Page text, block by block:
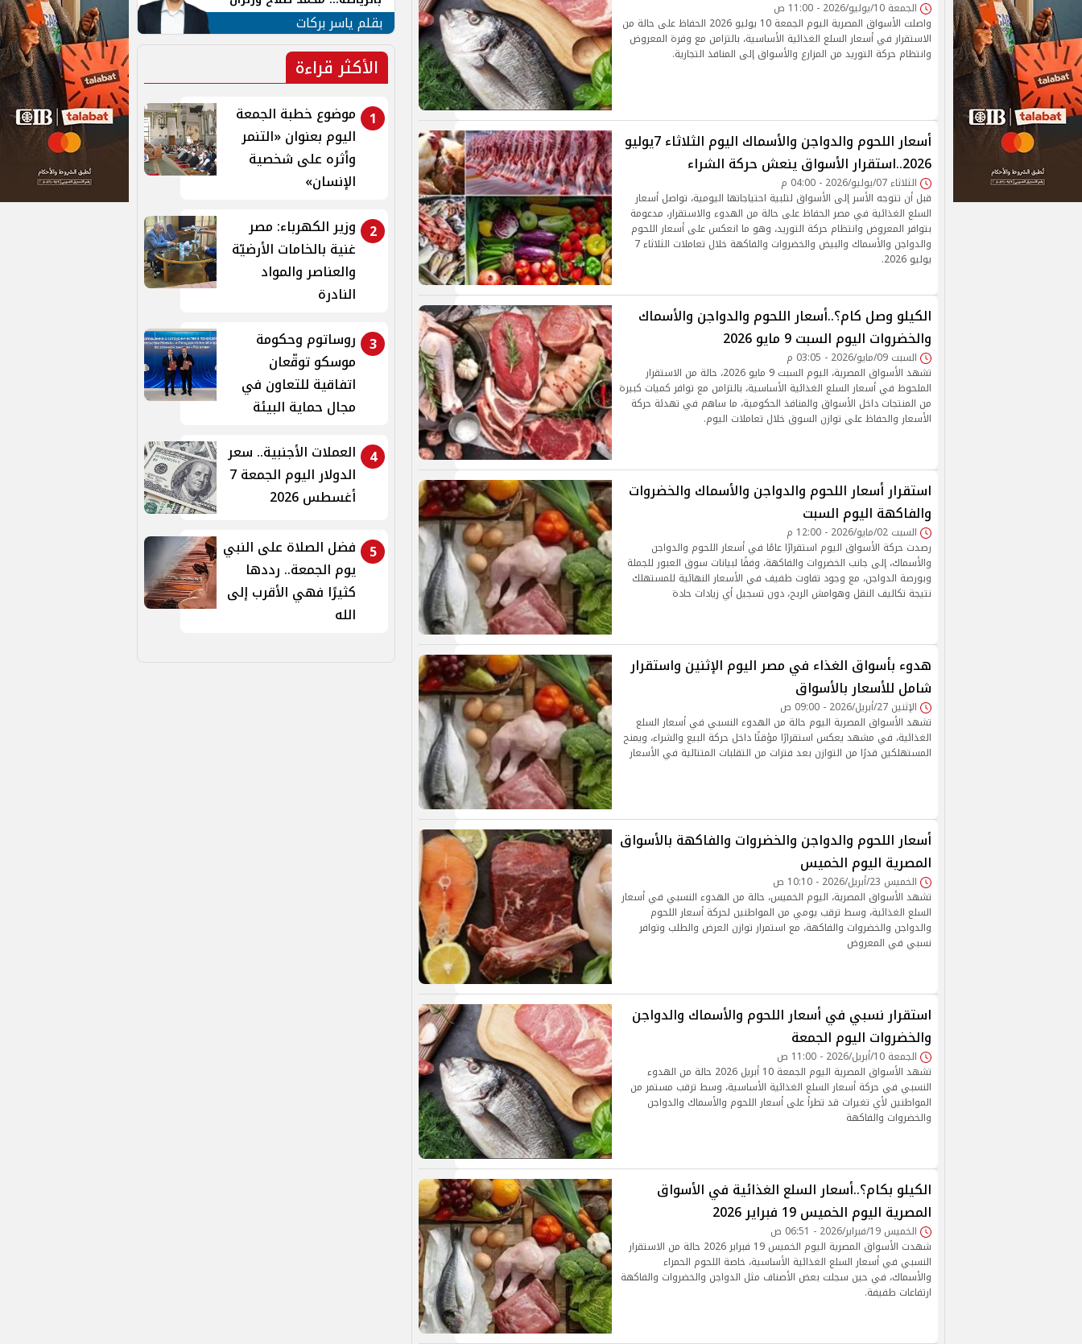
الجمعة 10/يوليو/2026 - 11:00 ص
واصلت الأسواق المصرية اليوم الجمعة 10 يوليو 2026 الحفاظ على حالة من
الاستقرار في أسعار السلع الغذائية الأساسية، بالتزامن مع وفرة المعروض
وانتظام حركة التوريد من المزارع والأسواق إلى المنافذ التجارية.
أسعار اللحوم والدواجن والأسماك اليوم الثلاثاء 7يوليو
2026..استقرار الأسواق ينعش حركة الشراء
الثلاثاء 07/يوليو/2026 - 04:00 م
قبل أن تتوجه الأسر إلى الأسواق لتلبية احتياجاتها اليومية، تواصل أسعار
السلع الغذائية في مصر الحفاظ على حالة من الهدوء والاستقرار، مدعومة
بتوافر المعروض وانتظام حركة التوريد، وهو ما انعكس على أسعار اللحوم
والدواجن والأسماك والبيض والخضروات والفاكهة خلال تعاملات الثلاثاء 7
يوليو 2026.
الكيلو وصل كام؟..أسعار اللحوم والدواجن والأسماك
والخضروات اليوم السبت 9 مايو 2026
السبت 09/مايو/2026 - 03:05 م
تشهد الأسواق المصرية، اليوم السبت 9 مايو 2026، حالة من الاستقرار
الملحوظ في أسعار السلع الغذائية الأساسية، بالتزامن مع توافر كميات كبيرة
من المنتجات داخل الأسواق والمنافذ الحكومية، ما ساهم في تهدئة حركة
الأسعار والحفاظ على توازن السوق خلال تعاملات اليوم.
استقرار أسعار اللحوم والدواجن والأسماك والخضروات
والفاكهة اليوم السبت
السبت 02/مايو/2026 - 12:00 م
رصدت حركة الأسواق اليوم استقرارًا عامًا في أسعار اللحوم والدواجن
والأسماك، إلى جانب الخضروات والفاكهة، وفقًا لبيانات سوق العبور للجملة
وبورصة الدواجن، مع وجود تفاوت طفيف في الأسعار النهائية للمستهلك
نتيجة تكاليف النقل وهوامش الربح، دون تسجيل أي زيادات حادة
هدوء بأسواق الغذاء في مصر اليوم الإثنين واستقرار
شامل للأسعار بالأسواق
الإثنين 27/أبريل/2026 - 09:00 ص
تشهد الأسواق المصرية اليوم حالة من الهدوء النسبي في أسعار السلع
الغذائية، في مشهد يعكس استقرارًا مؤقتًا داخل حركة البيع والشراء، ويمنح
المستهلكين قدرًا من التوازن بعد فترات من التقلبات المتتالية في الأسعار
أسعار اللحوم والدواجن والخضروات والفاكهة بالأسواق
المصرية اليوم الخميس
الخميس 23/أبريل/2026 - 10:10 ص
تشهد الأسواق المصرية، اليوم الخميس، حالة من الهدوء النسبي في أسعار
السلع الغذائية، وسط ترقب يومي من المواطنين لحركة أسعار اللحوم
والدواجن والخضروات والفاكهة، مع استمرار توازن العرض والطلب وتوافر
نسبي في المعروض
استقرار نسبي في أسعار اللحوم والأسماك والدواجن
والخضروات اليوم الجمعة
الجمعة 10/أبريل/2026 - 11:00 ص
تشهد الأسواق المصرية اليوم الجمعة 10 أبريل 2026 حالة من الهدوء
النسبي في حركة أسعار السلع الغذائية الأساسية، وسط ترقب مستمر من
المواطنين لأي تغيرات قد تطرأ على أسعار اللحوم والأسماك والدواجن
والخضروات والفاكهة
الكيلو بكام؟..أسعار السلع الغذائية في الأسواق
المصرية اليوم الخميس 19 فبراير 2026
الخميس 19/فبراير/2026 - 06:51 ص
شهدت الأسواق المصرية اليوم الخميس 19 فبراير 2026 حالة من الاستقرار
النسبي في أسعار السلع الغذائية الأساسية، خاصة اللحوم الحمراء
والأسماك، في حين سجلت بعض الأصناف مثل الدواجن والخضروات والفاكهة
ارتفاعات طفيفة.
الهوية في الشارع التركي
بقلم ياسر بركات
الأكثر قراءة
1
موضوع خطبة الجمعة
اليوم بعنوان «التنمر
وأثره على شخصية
الإنسان»
2
وزير الكهرباء: مصر
غنية بالخامات الأرضيّة
والعناصر والمواد
النادرة
3 روساتوم وحكومة
موسكو توقّعان
اتفاقية للتعاون في
مجال حماية البيئة
4
العملات الأجنبية.. سعر
الدولار اليوم الجمعة 7
أغسطس 2026
5
فضل الصلاة على النبي
يوم الجمعة.. رددها
كثيرًا فهي الأقرب إلى
الله